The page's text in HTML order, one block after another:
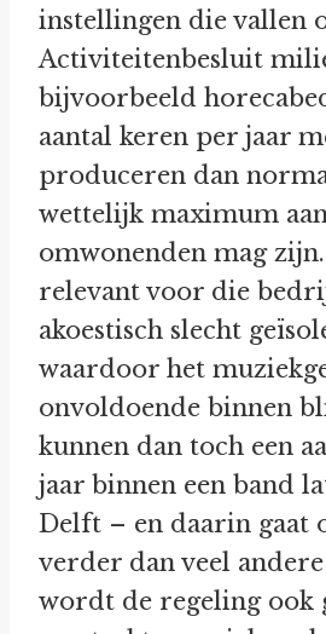
instellingen die vallen
Activiteitenbesluit
bijvoorbeeld
aantal keren per jaar
produceren dan
wettelijk maximum
omwonenden mag
relevant voor die
akoestisch slecht
waardoor het
onvoldoende binnen
kunnen dan toch een
jaar binnen een band
Delft – en daarin gaat
verder dan veel
wordt de regeling ook